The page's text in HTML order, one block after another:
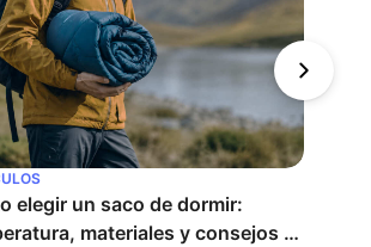
elegir un saco de dormir:
materiales y consejos